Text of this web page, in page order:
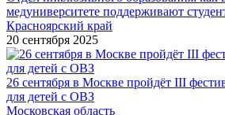
медуниверситете поддерживают
Красноярский край
20 сентября 2025
26 сентября в Москве пройдёт III
для детей с ОВЗ
Московская область